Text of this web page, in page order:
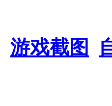
游戏截图